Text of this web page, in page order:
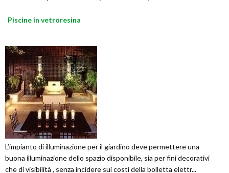
Piscine in vetroresina
L’impianto di illuminazione per il giardino deve permettere una
buona illuminazione dello spazio disponibile, sia per fini decorativi
che di visibilità , senza incidere sui costi della bolletta elettr...